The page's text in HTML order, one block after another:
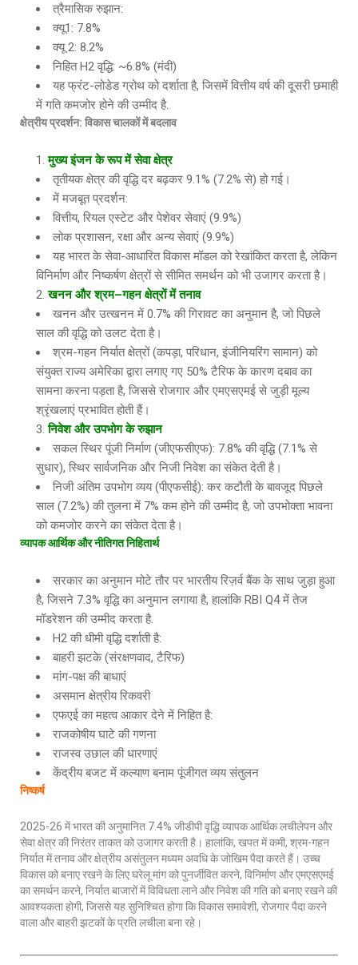
त्रैमासिक रुझान:
क्यू1: 7.8%
क्यू 2: 8.2%
निहित H2 वृद्धि: ~6.8% (मंदी)
यह फ्रंट-लोडेड ग्रोथ को दर्शाता है, जिसमें वित्तीय वर्ष की दूसरी छमाही
में गति कमजोर होने की उम्मीद है.
क्षेत्रीयप्रदर्शन: विकासचालकोंमेंबदलाव
मुख्य इंजन के रूप में सेवा क्षेत्र
तृतीयक क्षेत्र की वृद्धि दर बढ़कर 9.1% (7.2% से) हो गई।
में मजबूत प्रदर्शन:
वित्तीय, रियल एस्टेट और पेशेवर सेवाएं (9.9%)
लोक प्रशासन, रक्षा और अन्य सेवाएं (9.9%)
यह भारत के सेवा-आधारित विकास मॉडल को रेखांकित करता है, लेकिन
विनिर्माण और निष्कर्षण क्षेत्रों से सीमित समर्थन को भी उजागर करता है।
खनन और श्रम–गहन क्षेत्रों में तनाव
खनन और उत्खनन में 0.7% की गिरावट का अनुमान है, जो पिछले
साल की वृद्धि को उलट देता है।
श्रम-गहन निर्यात क्षेत्रों (कपड़ा, परिधान, इंजीनियरिंग सामान) को
संयुक्त राज्य अमेरिका द्वारा लगाए गए 50% टैरिफ के कारण दबाव का
सामना करना पड़ता है, जिससे रोजगार और एमएसएमई से जुड़ी मूल्य
श्रृंखलाएं प्रभावित होती हैं।
निवेश और उपभोग के रुझान
सकल स्थिर पूंजी निर्माण (जीएफसीएफ): 7.8% की वृद्धि (7.1% से
सुधार), स्थिर सार्वजनिक और निजी निवेश का संकेत देती है।
निजी अंतिम उपभोग व्यय (पीएफसीई): कर कटौती के बावजूद पिछले
साल (7.2%) की तुलना में 7% कम होने की उम्मीद है, जो उपभोक्ता भावना
को कमजोर करने का संकेत देता है।
व्यापकआर्थिकऔरनीतिगतनिहितार्थ
सरकार का अनुमान मोटे तौर पर भारतीय रिज़र्व बैंक के साथ जुड़ा हुआ
है, जिसने 7.3% वृद्धि का अनुमान लगाया है, हालांकि RBI Q4 में तेज
मॉडरेशन की उम्मीद करता है.
H2 की धीमी वृद्धि दर्शाती है:
बाहरी झटके (संरक्षणवाद, टैरिफ)
मांग-पक्ष की बाधाएं
असमान क्षेत्रीय रिकवरी
एफएई का महत्व आकार देने में निहित है:
राजकोषीय घाटे की गणना
राजस्व उछाल की धारणाएं
केंद्रीय बजट में कल्याण बनाम पूंजीगत व्यय संतुलन
निष्कर्ष
2025-26 में भारत की अनुमानित 7.4% जीडीपी वृद्धि व्यापक आर्थिक लचीलेपन और
सेवा क्षेत्र की निरंतर ताकत को उजागर करती है। हालांकि, खपत में कमी, श्रम-गहन
निर्यात में तनाव और क्षेत्रीय असंतुलन मध्यम अवधि के जोखिम पैदा करते हैं। उच्च
विकास को बनाए रखने के लिए घरेलू मांग को पुनर्जीवित करने, विनिर्माण और एमएसएमई
का समर्थन करने, निर्यात बाजारों में विविधता लाने और निवेश की गति को बनाए रखने की
आवश्यकता होगी, जिससे यह सुनिश्चित होगा कि विकास समावेशी, रोजगार पैदा करने
वाला और बाहरी झटकों के प्रति लचीला बना रहे।